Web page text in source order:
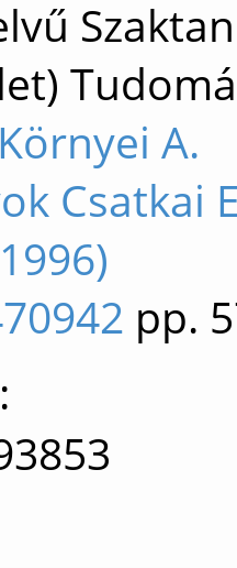
Környei A.
Csatkai
pp.